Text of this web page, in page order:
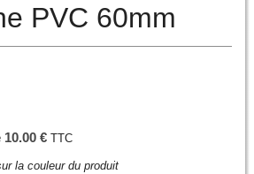
PVC 60mm
10.00 € TTC
la couleur du produit